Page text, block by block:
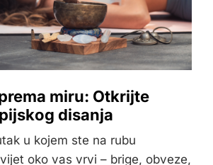
miru: Otkrijte
disanja
u kojem ste na rubu
oko vas vrvi – brige, obveze,